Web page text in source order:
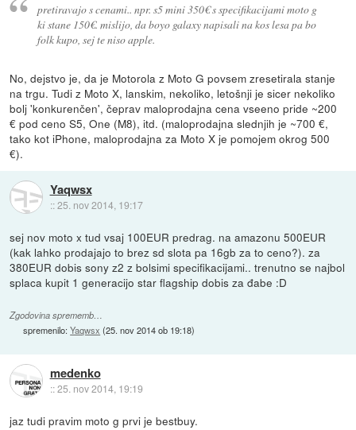
pretiravajo s cenami.. npr. s5 mini 350€ s specifikacijami moto g
ki stane 150€. mislijo, da boyo galaxy napisali na kos lesa pa bo
folk kupo, sej te niso apple.
No, dejstvo je, da je Motorola z Moto G povsem zresetirala stanje
na trgu. Tudi z Moto X, lanskim, nekoliko, letošnji je sicer nekoliko
bolj 'konkurenčen', čeprav maloprodajna cena vseeno pride ~200
€ pod ceno S5, One (M8), itd. (maloprodajna slednjih je ~700 €,
tako kot iPhone, maloprodajna za Moto X je pomojem okrog 500
€).
Yaqwsx
::25. nov 2014, 19:17
sej nov moto x tud vsaj 100EUR predrag. na amazonu 500EUR
(kak lahko prodajajo to brez sd slota pa 16gb za to ceno?). za
380EUR dobis sony z2 z bolsimi specifikacijami.. trenutno se najbol
splaca kupit 1 generacijo star flagship dobis za đabe :D
Zgodovina sprememb…
spremenilo:Yaqwsx (25. nov 2014 ob 19:18)
medenko
::25. nov 2014, 19:19
jaz tudi pravim moto g prvi je bestbuy.